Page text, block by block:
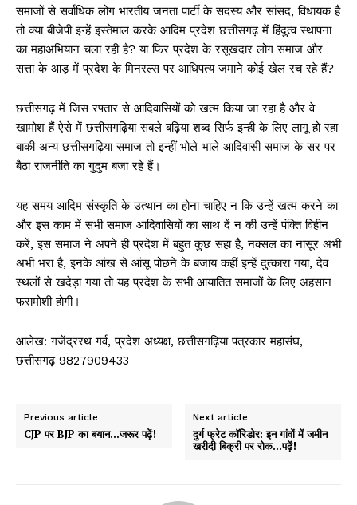
समाजों से सर्वाधिक लोग भारतीय जनता पार्टी के सदस्य और सांसद, विधायक है
तो क्या बीजेपी इन्हें इस्तेमाल करके आदिम प्रदेश छत्तीसगढ़ में हिंदुत्व स्थापना
का महाअभियान चला रही है? या फिर प्रदेश के रसूखदार लोग समाज और
सत्ता के आड़ में प्रदेश के मिनरल्स पर आधिपत्य जमाने कोई खेल रच रहे हैं?
छत्तीसगढ़ में जिस रफ्तार से आदिवासियों को खत्म किया जा रहा है और वे
खामोश हैं ऐसे में छत्तीसगढ़िया सबले बढ़िया शब्द सिर्फ इन्ही के लिए लागू हो रहा
बाकी अन्य छत्तीसगढ़िया समाज तो इन्हीं भोले भाले आदिवासी समाज के सर पर
बैठा राजनीति का गुदुम बजा रहे हैं।
यह समय आदिम संस्कृति के उत्थान का होना चाहिए न कि उन्हें खत्म करने का
और इस काम में सभी समाज आदिवासियों का साथ दें न की उन्हें पंक्ति विहीन
करें, इस समाज ने अपने ही प्रदेश में बहुत कुछ सहा है, नक्सल का नासूर अभी
अभी भरा है, इनके आंख से आंसू पोछने के बजाय कहीं इन्हें दुत्कारा गया, देव
स्थलों से खदेड़ा गया तो यह प्रदेश के सभी आयातित समाजों के लिए अहसान
फरामोशी होगी।
आलेख: गजेंद्ररथ गर्व, प्रदेश अध्यक्ष, छत्तीसगढ़िया पत्रकार महासंघ,
छत्तीसगढ़ 9827909433
Previous article
CJP पर BJP का बयान…जरूर पढ़ें!
Next article
दुर्ग फ्रेट कॉरिडोर: इन गांवों में जमीन
खरीदी बिक्री पर रोक…पढ़ें!